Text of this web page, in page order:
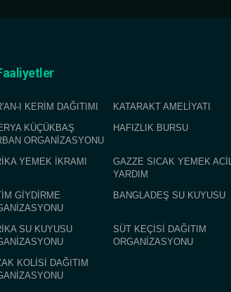
I KERİM DAĞITIMI
KATARAKT AMELİYATI
KÜÇÜKBAŞ
ORGANİZASYONU
HAFIZLIK BURSU
YEMEK İKRAMI
GAZZE SICAK YEMEK ACİL
YARDIM
GİYDİRME
BANGLADEŞ SU KUYUSU
SU KUYUSU
SÜT KEÇİSİ DAĞITIM
ORGANİZASYONU
KOLİSİ DAĞITIM